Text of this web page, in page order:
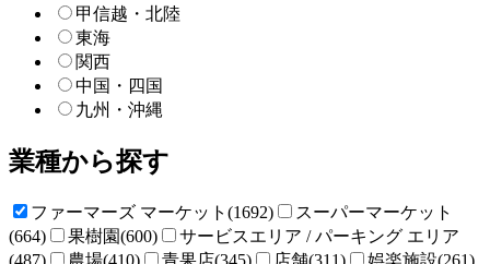
甲信越・北陸
東海
関西
中国・四国
九州・沖縄
業種から探す
ファーマーズ マーケット(1692)
スーパーマーケット
(664)
果樹園(600)
サービスエリア / パーキング エリア
(487)
農場(410) 青果店(345) 店舗(311)
娯楽施設(261)